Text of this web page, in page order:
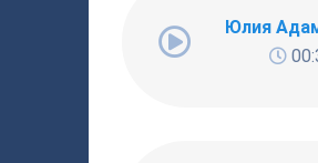
Юлия